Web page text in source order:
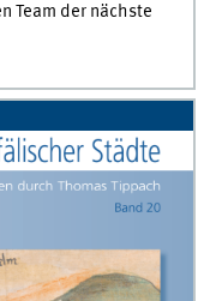
Team der nächste